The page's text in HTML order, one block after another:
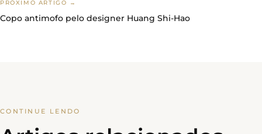
PRÓXIMO ARTIGO →
Copo antimofo pelo designer Huang Shi-Hao
CONTINUE LENDO